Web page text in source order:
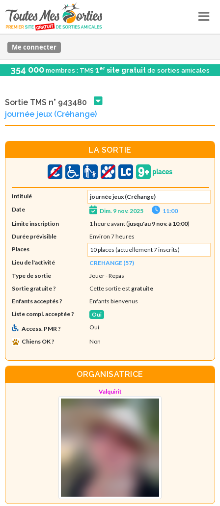
Me connecter
354 000 membres : TMS 1er site gratuit de sorties amicales
Sortie TMS n° 943480
journée jeux (Créhange)
LA SORTIE
Intitulé
journée jeux (Créhange)
Date
Dim. 9 nov. 2025
11:00
Limite inscription
1 heure avant (jusqu'au 9 nov. à 10:00)
Durée prévisible
Environ 7 heures
Places
10 places (actuellement 7 inscrits)
Lieu de l'activité
CREHANGE (57)
Type de sortie
Jouer- Repas
Sortie gratuite ?
Cette sortie est gratuite
Enfants acceptés ?
Enfants bienvenus
Liste compl. acceptée ?
Oui
Access. PMR ?
Oui
Chiens OK ?
Non
ORGANISATRICE
Valquirit